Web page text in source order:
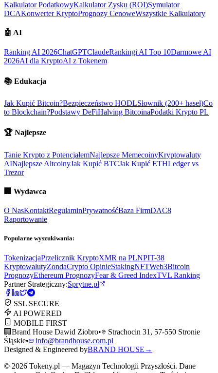
Kalkulator PodatkowyKalkulator Zysku (ROI)Symulator
DCAKonwerter KryptoPrognozy CenoweWszystkie Kalkulatory
🤖 AI
Ranking AI 2026ChatGPTClaudeRankingi AI Top 10Darmowe AI
2026AI dla KryptoAI z Tokenem
📚 Edukacja
Jak Kupić Bitcoin?Bezpieczeństwo HODLSłownik (200+ haseł)Co
to Blockchain?Podstawy DeFiHalving BitcoinaPodatki Krypto PL
🏆 Najlepsze
Tanie Krypto z PotencjałemNajlepsze MemecoinyKryptowaluty
AINajlepsze AltcoinyJak Kupić BTCJak Kupić ETHLedger vs
Trezor
🏢 Wydawca
O NasKontaktRegulaminPrywatnośćBaza FirmDAC8
Raportowanie
Popularne wyszukiwania:
TokenizacjaPrzelicznik KryptoXMR na PLNPIT-38
KryptowalutyZondaCrypto OpinieStakingNFTWeb3Bitcoin
PrognozyEthereum PrognozyFear & Greed IndexTVL Ranking
Partner Strategiczny:Sprytne.pl
SSL SECURE
AI POWERED
MOBILE FIRST
🏢 Brand House Dawid Ziobro•
Strachocin 31, 57-550 Stronie
Śląskie•
info@brandhouse.com.pl
Designed & Engineered byBRAND HOUSE →
© 2026 Tokeny.pl — Magazyn Technologii Przyszłości. Dane